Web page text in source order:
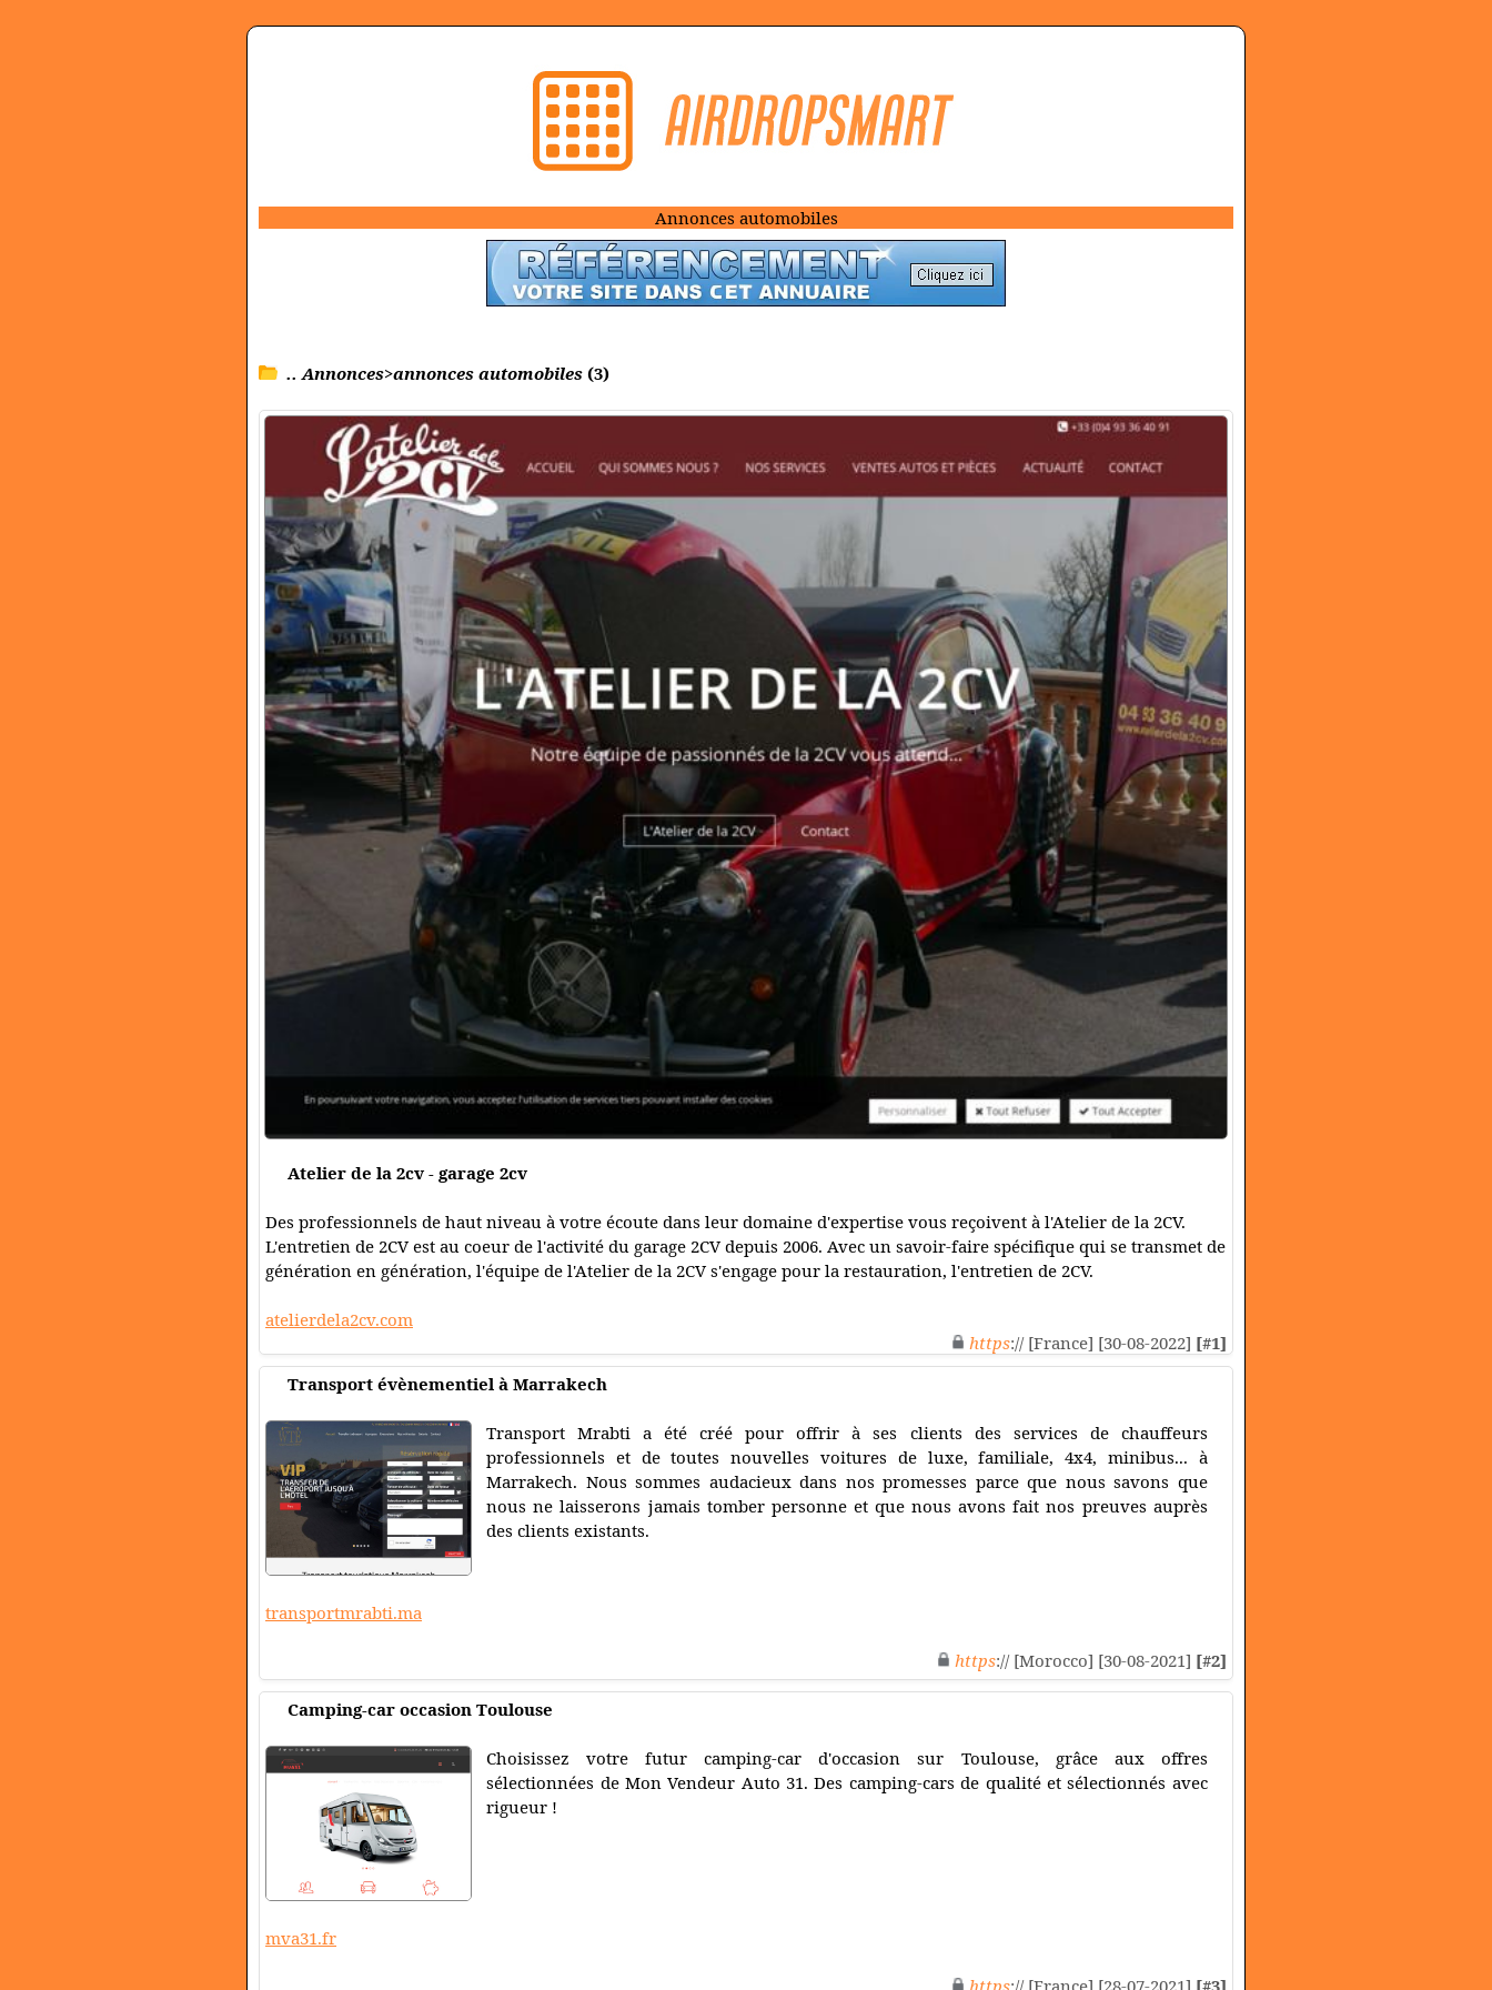
Annonces automobiles
.. Annonces>annonces automobiles (3)
Atelier de la 2cv - garage 2cv
Des professionnels de haut niveau à votre écoute dans leur domaine d'expertise vous reçoivent à l'Atelier de la 2CV.
L'entretien de 2CV est au coeur de l'activité du garage 2CV depuis 2006. Avec un savoir-faire spécifique qui se transmet de
génération en génération, l'équipe de l'Atelier de la 2CV s'engage pour la restauration, l'entretien de 2CV.
atelierdela2cv.com
https:// [France] [30-08-2022] [#1]
Transport évènementiel à Marrakech
Transport Mrabti a été créé pour offrir à ses clients des services de chauffeurs
professionnels et de toutes nouvelles voitures de luxe, familiale, 4x4, minibus... à
Marrakech. Nous sommes audacieux dans nos promesses parce que nous savons que
nous ne laisserons jamais tomber personne et que nous avons fait nos preuves auprès
des clients existants.
transportmrabti.ma
https:// [Morocco] [30-08-2021] [#2]
Camping-car occasion Toulouse
Choisissez votre futur camping-car d'occasion sur Toulouse, grâce aux offres
sélectionnées de Mon Vendeur Auto 31. Des camping-cars de qualité et sélectionnés avec
rigueur !
mva31.fr
https:// [France] [28-07-2021] [#3]